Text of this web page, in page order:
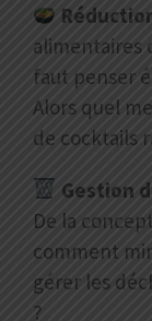
alimentaires
faut penser
Alors quel
de cocktails
Gestion
De la
comment
gérer les
?